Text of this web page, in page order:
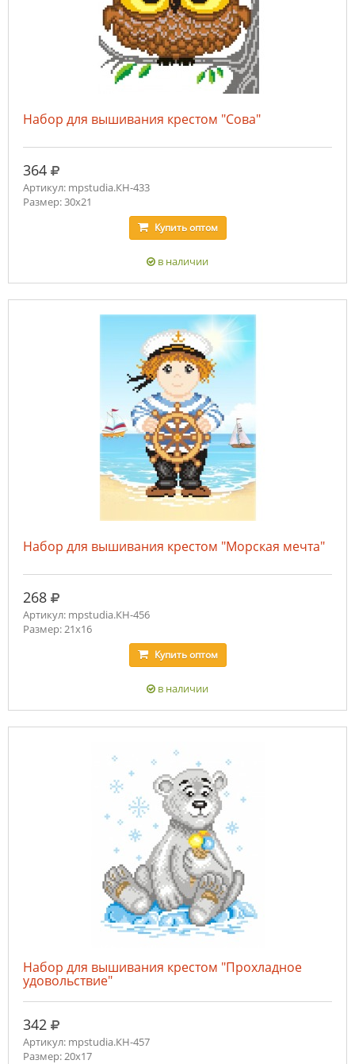
Набор для вышивания крестом "Сова"
364 руб.
Артикул: mpstudia.КН-433
Размер: 30x21
Купитьоптом
в наличии
Набор для вышивания крестом "Морская мечта"
268 руб.
Артикул: mpstudia.КН-456
Размер: 21x16
Купитьоптом
в наличии
Набор для вышивания крестом "Прохладное
удовольствие"
342 руб.
Артикул: mpstudia.КН-457
Размер: 20x17